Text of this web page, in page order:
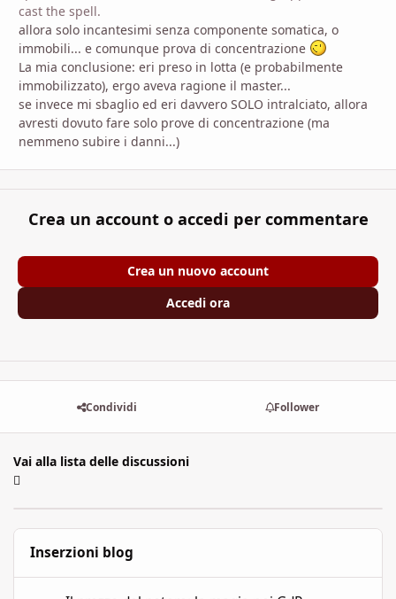
cast the spell.
allora solo incantesimi senza componente somatica, o
immobili... e comunque prova di concentrazione
La mia conclusione: eri preso in lotta (e probabilmente
immobilizzato), ergo aveva ragione il master...
se invece mi sbaglio ed eri davvero SOLO intralciato, allora
avresti dovuto fare solo prove di concentrazione (ma
nemmeno subire i danni...)
Crea un account o accedi per commentare
Crea un nuovo account
Accedi ora
Condividi Follower
Vai alla lista delle discussioni
Inserzioni blog